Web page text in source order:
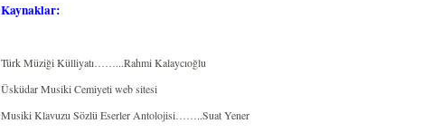
Kaynaklar:
Türk Müziği Külliyatı……...Rahmi Kalaycıoğlu
Üsküdar Musiki Cemiyeti web sitesi
Musiki Klavuzu Sözlü Eserler Antolojisi……..Suat Yener